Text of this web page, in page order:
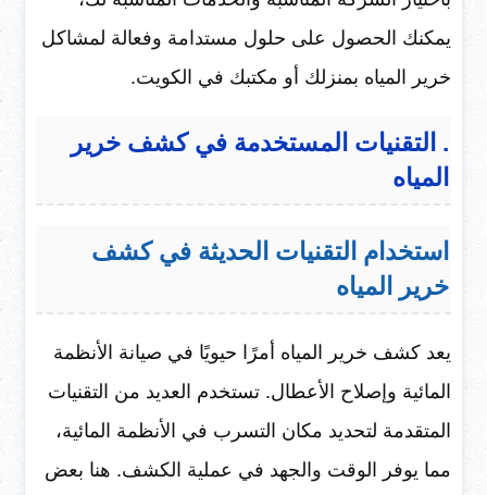
يمكنك الحصول على حلول مستدامة وفعالة لمشاكل
خرير المياه بمنزلك أو مكتبك في الكويت.
. التقنيات المستخدمة في كشف خرير
المياه
استخدام التقنيات الحديثة في كشف
خرير المياه
يعد كشف خرير المياه أمرًا حيويًا في صيانة الأنظمة
المائية وإصلاح الأعطال. تستخدم العديد من التقنيات
المتقدمة لتحديد مكان التسرب في الأنظمة المائية،
مما يوفر الوقت والجهد في عملية الكشف. هنا بعض